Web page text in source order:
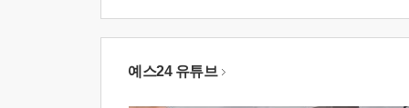
예스24 유튜브